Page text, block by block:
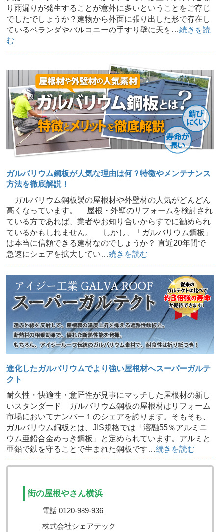
り雨漏りが発生することが意外に多いということをご存じ
でしたでしょうか？建物から外面に張り出した形で存在し
ているベランダやバルコニーの手すり壁に天を…続きを読
む
ガルバリウム鋼板が人気な理由は何？特徴やメンテナンス
方法を徹底解説！
ガルバリウム鋼板製の屋根材や外壁材の人気がどんどん
高くなっています。 屋根・外壁のリフォームを検討され
ている方であれば、業者やお知り合いからすでに勧められ
ているかもしれません。 しかし、「ガルバリウム鋼板」
は本当に信頼できる建材なのでしょうか？ 直近20年間で
急速にシェアを拡大してい…続きを読む
進化したガルバリウムでより強い屋根材へスーパーガルテ
クト
耐久性・快適性・意匠性が見事にマッチした屋根材の新し
いスタンダード ガルバリウム鋼板の屋根材はリフォーム
市場においてナンバー１のシェアを誇ります。そもそも、
ガルバリウム銅板とは、JIS規格では「溶融55％アルミニ
ウム亜鉛合金めっき鋼板」と定められています。アルミと
亜鉛で鉄を守ることで生まれた鋼板です…続きを読む
街の屋根やさん横浜
電話 0120-989-936
株式会社シェアテック